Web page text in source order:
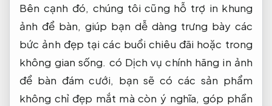
Bên cạnh đó, chúng tôi cũng hỗ trợ in khung
ảnh để bàn, giúp bạn dễ dàng trưng bày các
bức ảnh đẹp tại các buổi chiêu đãi hoặc trong
không gian sống. có Dịch vụ chính hãng in ảnh
để bàn đám cưới, bạn sẽ có các sản phẩm
không chỉ đẹp mắt mà còn ý nghĩa, góp phần